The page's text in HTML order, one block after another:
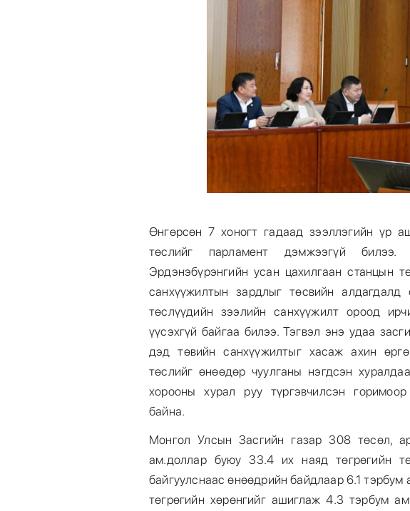
Өнгөрсөн 7 хоногт гадаад зээллэгийн үр
төслийг парламент дэмжээгүй билээ.
Эрдэнэбүрэнгийн усан цахилгаан станцын
санхүүжилтын зардлыг төсвийн алдагдалд
төслүүдийн зээлийн санхүүжилт ороод
үүсэхгүй байгаа билээ. Тэгвэл энэ удаа
дэд төвийн санхүүжилтыг хасаж ахин
төслийг өнөөдөр чуулганы нэгдсэн
хорооны хурал руу түргэвчилсэн
байна.
Монгол Улсын Засгийн газар 308 төсөл,
ам.доллар буюу 33.4 их наяд төгрөгийн
байгуулснаас өнөөдрийн байдлаар 6.1
төгрөгийн хөрөнгийг ашиглаж 4.3 тэрбум